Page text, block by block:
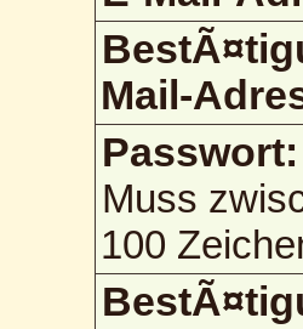
Mail-
Passwort:
Muss
100